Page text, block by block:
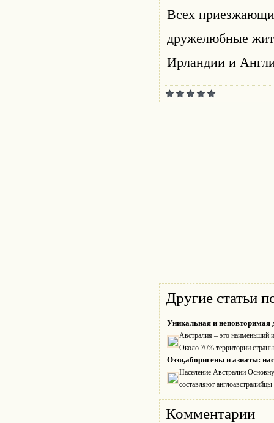
Всех
дружелюбные
Ирландии и
Другие статьи
Уникальная и неповторимая
Австралия – это наименьший
Около 70% территории
Оззи,аборигены и азиаты:
Население Австралии
составляют
Комментарии